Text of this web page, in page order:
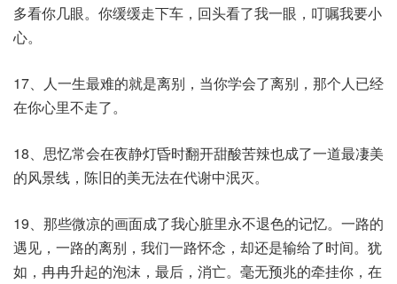
多看你几眼。你缓缓走下车，回头看了我一眼，叮嘱我要小
心。
17、人一生最难的就是离别，当你学会了离别，那个人已经
在你心里不走了。
18、思忆常会在夜静灯昏时翻开甜酸苦辣也成了一道最凄美
的风景线，陈旧的美无法在代谢中泯灭。
19、那些微凉的画面成了我心脏里永不退色的记忆。一路的
遇见，一路的离别，我们一路怀念，却还是输给了时间。犹
如，冉冉升起的泡沫，最后，消亡。毫无预兆的牵挂你，在